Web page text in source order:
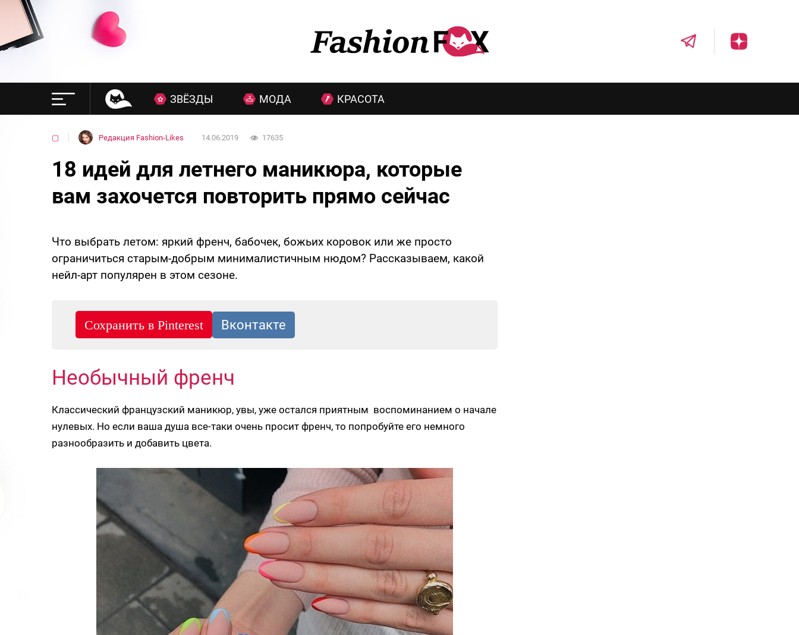
ЗВЁЗДЫ МОДА КРАСОТА
▢ Редакция Fashion-Likes 14.06.2019 17635
18 идей для летнего маникюра, которые
вам захочется повторить прямо сейчас
Что выбрать летом: яркий френч, бабочек, божьих коровок или же просто
ограничиться старым-добрым минималистичным нюдом? Рассказываем, какой
нейл-арт популярен в этом сезоне.
Необычный френч
Классический французский маникюр, увы, уже остался приятным воспоминанием о начале
нулевых. Но если ваша душа все-таки очень просит френч, то попробуйте его немного
разнообразить и добавить цвета.